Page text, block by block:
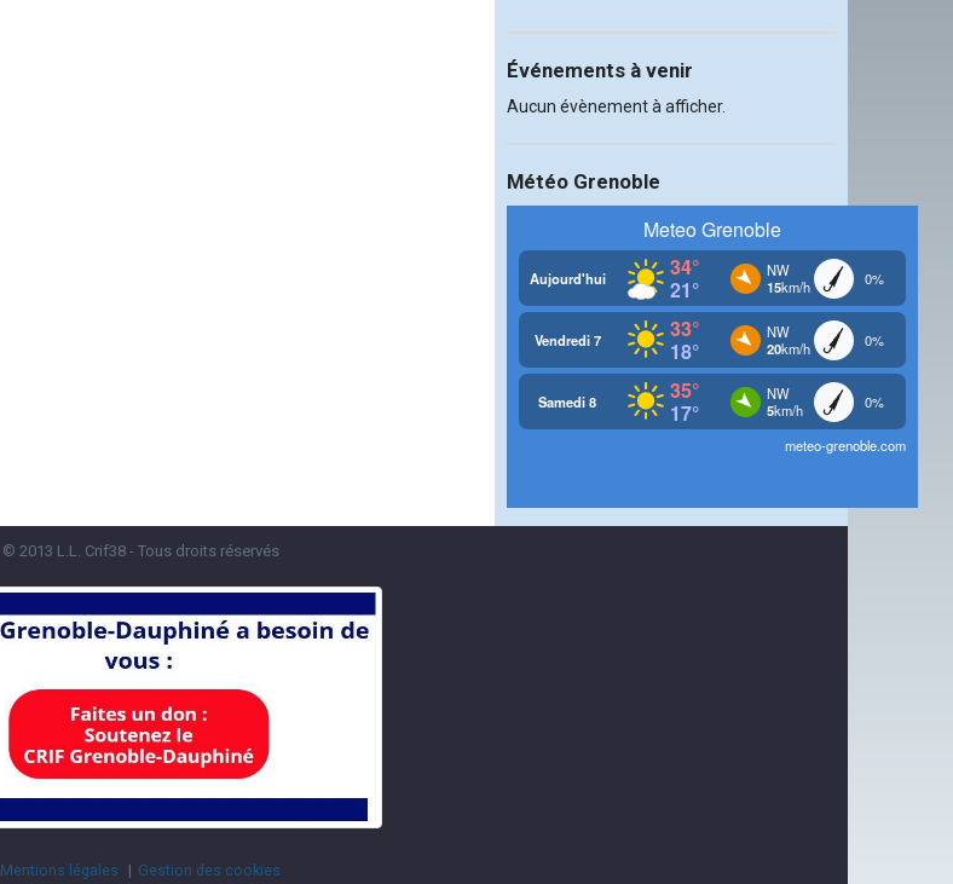
Événements à venir
Aucun évènement à afficher.
Météo Grenoble
© 2013 L.L. Crif38 - Tous droits réservés
Mentions légales Gestion des cookies